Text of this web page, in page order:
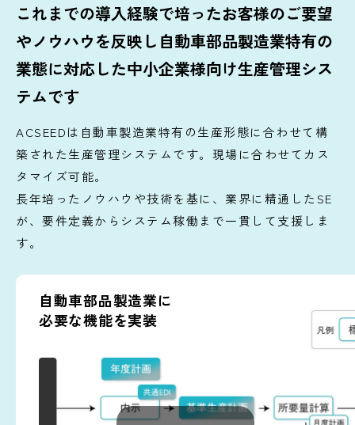
これまでの導入経験で培ったお客様のご要望
やノウハウを反映し 自動車部品製造業特有の
業態に対応した中小企業様向け生産管理シス
テムです
ACSEEDは自動車製造業特有の生産形態に合わせて構
築された生産管理システムです。現場に合わせてカス
タマイズ可能。
長年培ったノウハウや技術を基に、業界に精通したSE
が、要件定義からシステム稼働まで一貫して支援しま
す。
自動車部品製造業に
必要な機能を実装